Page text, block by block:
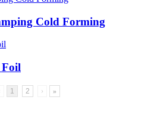
Cold Forming
1 2 › »